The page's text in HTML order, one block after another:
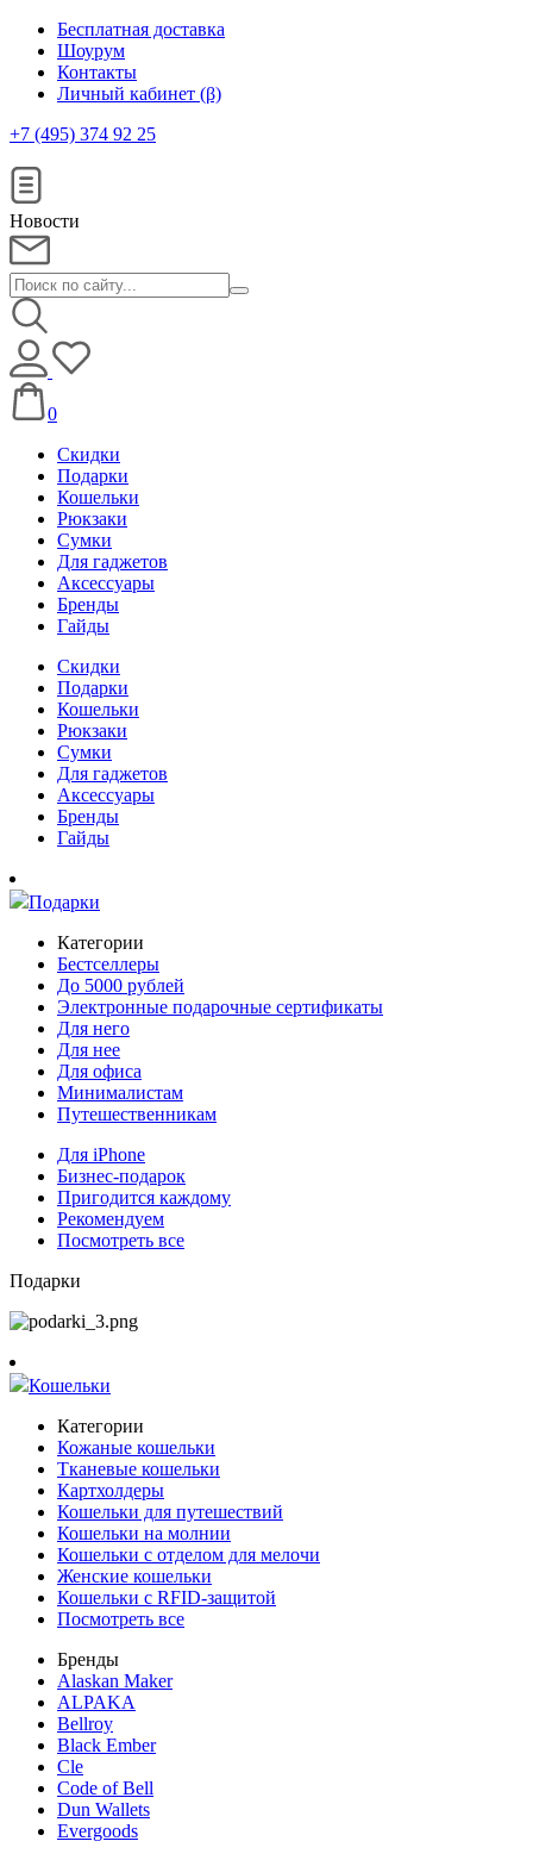
Бесплатная доставка
Шоурум
Контакты
Личный кабинет (β)
+7 (495) 374 92 25
Новости
0
Скидки
Подарки
Кошельки
Рюкзаки
Сумки
Для гаджетов
Аксессуары
Бренды
Гайды
Скидки
Подарки
Кошельки
Рюкзаки
Сумки
Для гаджетов
Аксессуары
Бренды
Гайды
Подарки
Категории
Бестселлеры
До 5000 рублей
Электронные подарочные сертификаты
Для него
Для нее
Для офиса
Минималистам
Путешественникам
Для iPhone
Бизнес-подарок
Пригодится каждому
Рекомендуем
Посмотреть все
Подарки
Кошельки
Категории
Кожаные кошельки
Тканевые кошельки
Картхолдеры
Кошельки для путешествий
Кошельки на молнии
Кошельки с отделом для мелочи
Женские кошельки
Кошельки с RFID-защитой
Посмотреть все
Бренды
Alaskan Maker
ALPAKA
Bellroy
Black Ember
Cle
Code of Bell
Dun Wallets
Evergoods